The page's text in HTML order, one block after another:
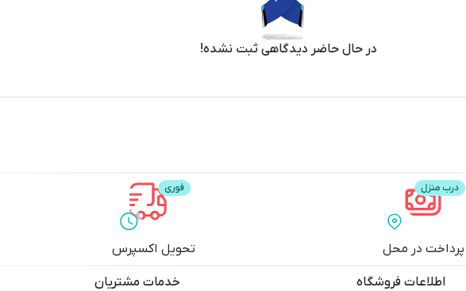
در حال حاضر دیدگاهی ثبت نشده!
پرداخت در محل تحویل اکسپرس
اطلاعات فروشگاه خدمات مشتریان